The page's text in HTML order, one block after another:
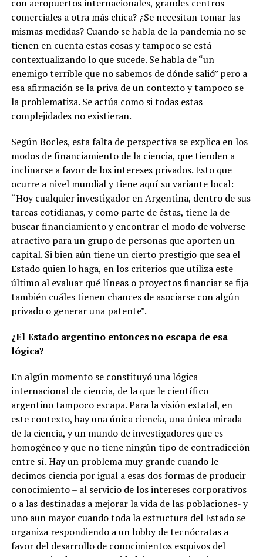
con aeropuertos internacionales, grandes centros
comerciales a otra más chica? ¿Se necesitan tomar las
mismas medidas? Cuando se habla de la pandemia no se
tienen en cuenta estas cosas y tampoco se está
contextualizando lo que sucede. Se habla de “un
enemigo terrible que no sabemos de dónde salió” pero a
esa afirmación se la priva de un contexto y tampoco se
la problematiza. Se actúa como si todas estas
complejidades no existieran.
Según Bocles, esta falta de perspectiva se explica en los
modos de financiamiento de la ciencia, que tienden a
inclinarse a favor de los intereses privados. Esto que
ocurre a nivel mundial y tiene aquí su variante local:
“Hoy cualquier investigador en Argentina, dentro de sus
tareas cotidianas, y como parte de éstas, tiene la de
buscar financiamiento y encontrar el modo de volverse
atractivo para un grupo de personas que aporten un
capital. Si bien aún tiene un cierto prestigio que sea el
Estado quien lo haga, en los criterios que utiliza este
último al evaluar qué líneas o proyectos financiar se fija
también cuáles tienen chances de asociarse con algún
privado o generar una patente”.
¿El Estado argentino entonces no escapa de esa
lógica?
En algún momento se constituyó una lógica
internacional de ciencia, de la que le científico
argentino tampoco escapa. Para la visión estatal, en
este contexto, hay una única ciencia, una única mirada
de la ciencia, y un mundo de investigadores que es
homogéneo y que no tiene ningún tipo de contradicción
entre sí. Hay un problema muy grande cuando le
decimos ciencia por igual a esas dos formas de producir
conocimiento – al servicio de los intereses corporativos
o a las destinadas a mejorar la vida de las poblaciones- y
uno aun mayor cuando toda la estructura del Estado se
organiza respondiendo a un lobby de tecnócratas a
favor del desarrollo de conocimientos esquivos del